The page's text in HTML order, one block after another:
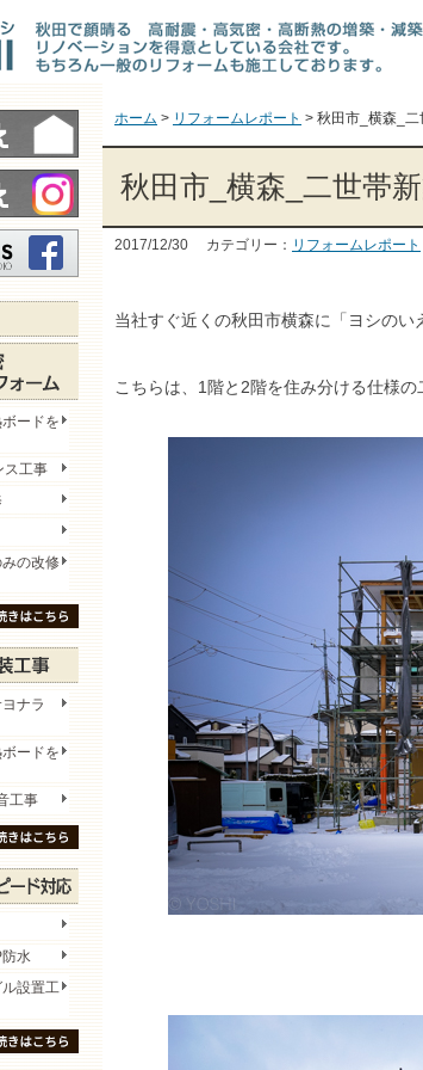
ホーム > リフォームレポート > 秋田市_横森_
秋田市_横森_二世帯
2017/12/30 カテゴリー： リフォームレポート
当社すぐ近くの秋田市横森に「ヨシのい
こちらは、1階と2階を住み分ける仕様の
ードを
ス工事
の改修
ナラ
ードを
工事
水
設置工